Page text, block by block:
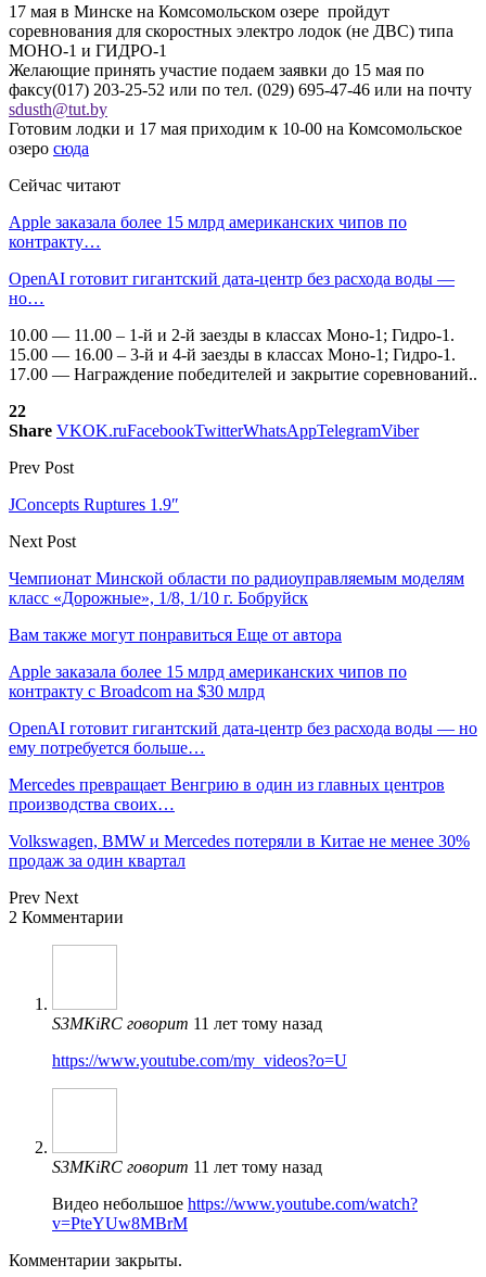
17 мая в Минске на Комсомольском озере пройдут
соревнования для скоростных электро лодок (не ДВС) типа
МОНО-1 и ГИДРО-1
Желающие принять участие подаем заявки до 15 мая по
факсу(017) 203-25-52 или по тел. (029) 695-47-46 или на почту
sdusth@tut.by
Готовим лодки и 17 мая приходим к 10-00 на Комсомольское
озеро сюда
Сейчас читают
Apple заказала более 15 млрд американских чипов по
контракту…
OpenAI готовит гигантский дата-центр без расхода воды —
но…
10.00 — 11.00 – 1-й и 2-й заезды в классах Моно-1; Гидро-1.
15.00 — 16.00 – 3-й и 4-й заезды в классах Моно-1; Гидро-1.
17.00 — Награждение победителей и закрытие соревнований..
22
Share VKOK.ruFacebookTwitterWhatsAppTelegramViber
Prev Post
JConcepts Ruptures 1.9″
Next Post
Чемпионат Минской области по радиоуправляемым моделям
класс «Дорожные», 1/8, 1/10 г. Бобруйск
Вам также могут понравиться Еще от автора
Apple заказала более 15 млрд американских чипов по
контракту с Broadcom на $30 млрд
OpenAI готовит гигантский дата-центр без расхода воды — но
ему потребуется больше…
Mercedes превращает Венгрию в один из главных центров
производства своих…
Volkswagen, BMW и Mercedes потеряли в Китае не менее 30%
продаж за один квартал
Prev Next
2 Комментарии
S3MKiRC говорит 11 лет тому назад
https://www.youtube.com/my_videos?o=U
S3MKiRC говорит 11 лет тому назад
Видео небольшое https://www.youtube.com/watch?
v=PteYUw8MBrM
Комментарии закрыты.